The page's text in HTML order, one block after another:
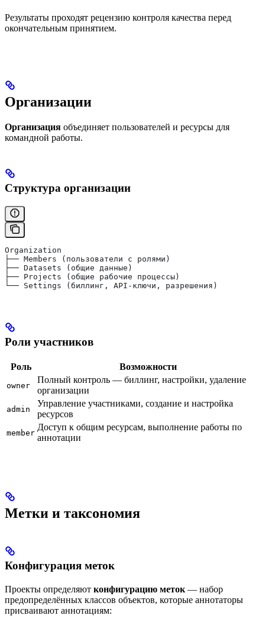
Результаты проходят рецензию контроля качества перед
окончательным принятием.
Организации
Организация объединяет пользователей и ресурсы для
командной работы.
Структура организации
Organization
├── Members (пользователи с ролями)
├── Datasets (общие данные)
├── Projects (общие рабочие процессы)
└── Settings (биллинг, API-ключи, разрешения)
Роли участников
Роль Возможности
owner
Полный контроль — биллинг, настройки, удаление
организации
admin
Управление участниками, создание и настройка
ресурсов
member
Доступ к общим ресурсам, выполнение работы по
аннотации
Метки и таксономия
Конфигурация меток
Проекты определяют конфигурацию меток— набор
предопределённых классов объектов, которые аннотаторы
присваивают аннотациям: